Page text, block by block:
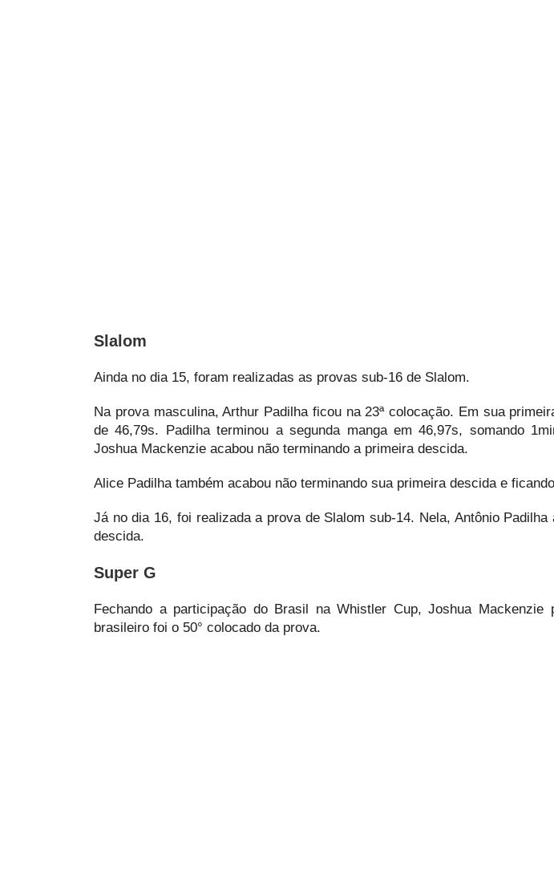
Slalom
Ainda no dia 15, foram realizadas as provas sub-16 de Slalom.
Na prova masculina, Arthur Padilha ficou na 23ª colocação. Em sua
de 46,79s. Padilha terminou a segunda manga em 46,97s, somando
Joshua Mackenzie acabou não terminando a primeira descida.
Alice Padilha também acabou não terminando sua primeira descida e
Já no dia 16, foi realizada a prova de Slalom sub-14. Nela, Antônio
descida.
Super G
Fechando a participação do Brasil na Whistler Cup, Joshua
brasileiro foi o 50° colocado da prova.